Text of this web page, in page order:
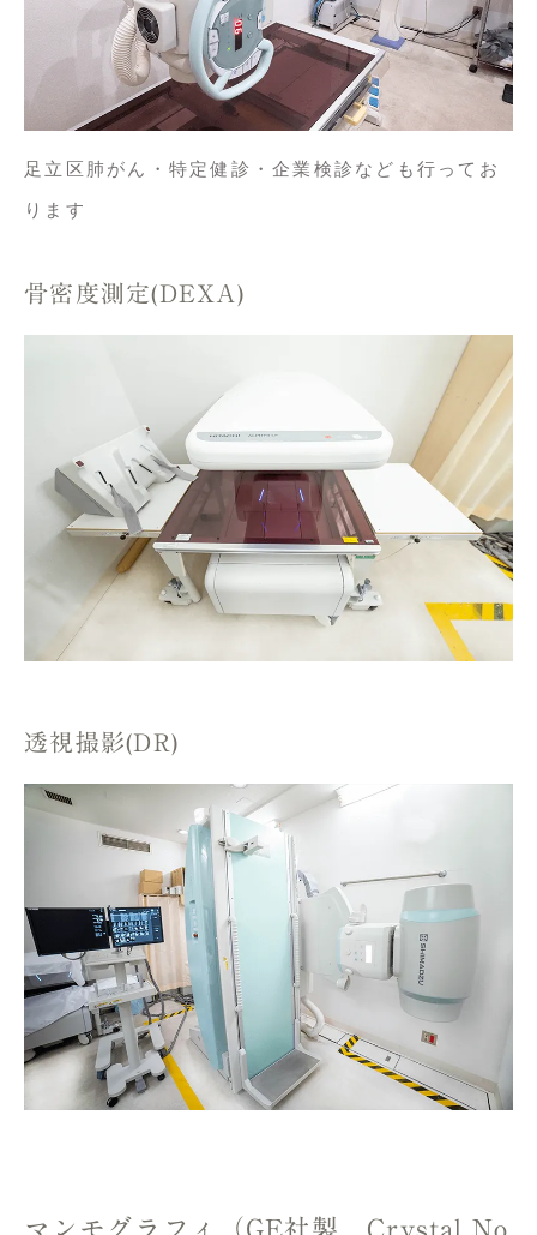
足立区肺がん・特定健診・企業検診なども行ってお
ります
骨密度測定(DEXA)
透視撮影(DR)
マンモグラフィ（GE社製 Crystal No